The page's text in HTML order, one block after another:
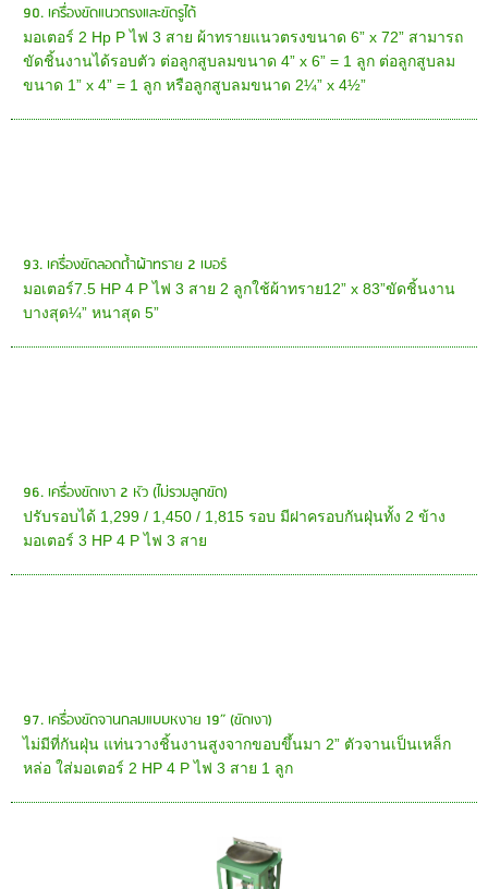
90. เครื่องขัดแนวตรงและขัดรูได้
มอเตอร์ 2 Hp P ไฟ 3 สาย ผ้าทรายแนวตรงขนาด 6” x 72” สามารถ
ขัดชิ้นงานได้รอบตัว ต่อลูกสูบลมขนาด 4” x 6” = 1 ลูก ต่อลูกสูบลม
ขนาด 1” x 4” = 1 ลูก หรือลูกสูบลมขนาด 2¼” x 4½”
93. เครื่องขัดลอดถ้ำผ้าทราย 2 เบอร์
มอเตอร์7.5 HP 4 P ไฟ 3 สาย 2 ลูกใช้ผ้าทราย12” x 83”ขัดชิ้นงาน
บางสุด¼” หนาสุด 5”
96. เครื่องขัดเงา 2 หัว (ไม่รวมลูกขัด)
ปรับรอบได้ 1,299 / 1,450 / 1,815 รอบ มีฝาครอบกันฝุ่นทั้ง 2 ข้าง
มอเตอร์ 3 HP 4 P ไฟ 3 สาย
97. เครื่องขัดจานกลมแบบหงาย 19” (ขัดเงา)
ไม่มีที่กันฝุ่น แท่นวางชิ้นงานสูงจากขอบขึ้นมา 2” ตัวจานเป็นเหล็ก
หล่อ ใส่มอเตอร์ 2 HP 4 P ไฟ 3 สาย 1 ลูก